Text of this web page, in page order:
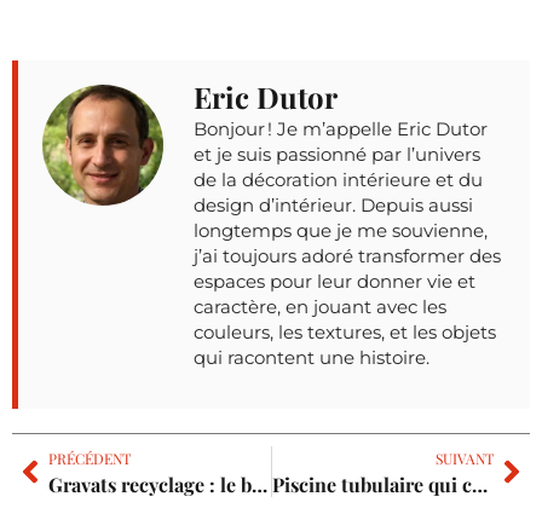
Eric Dutor
Bonjour ! Je m’appelle Eric Dutor
et je suis passionné par l’univers
de la décoration intérieure et du
design d’intérieur. Depuis aussi
longtemps que je me souvienne,
j’ai toujours adoré transformer des
espaces pour leur donner vie et
caractère, en jouant avec les
couleurs, les textures, et les objets
qui racontent une histoire.
PRÉCÉDENT
Gravats recyclage : le big bag ou la benne pour vos travaux ?
SUIVANT
Piscine tubulaire qui casse : les étapes pour sauver votre bassin